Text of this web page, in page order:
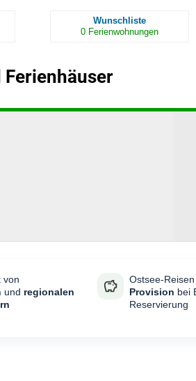
Wunschliste
0 Ferienwohnungen
von
und regionalen
Ostsee-
Provision bei
Reservierung